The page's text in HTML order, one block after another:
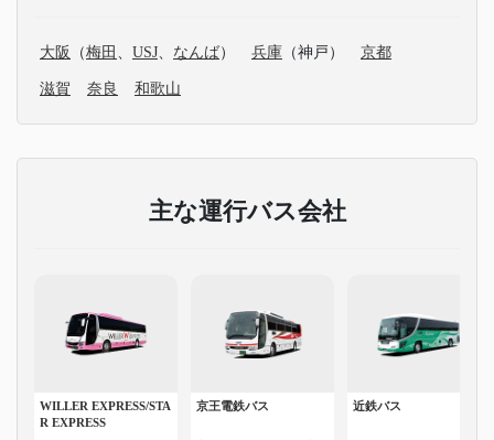
大阪 （梅田 USJ なんば） 兵庫 （神戸） 京都
滋賀 奈良 和歌山
主な運行バス会社
WILLER EXPRESS/STA
R EXPRESS
京王電鉄バス 近鉄バス